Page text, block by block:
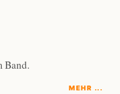
Band.
MEHR ...